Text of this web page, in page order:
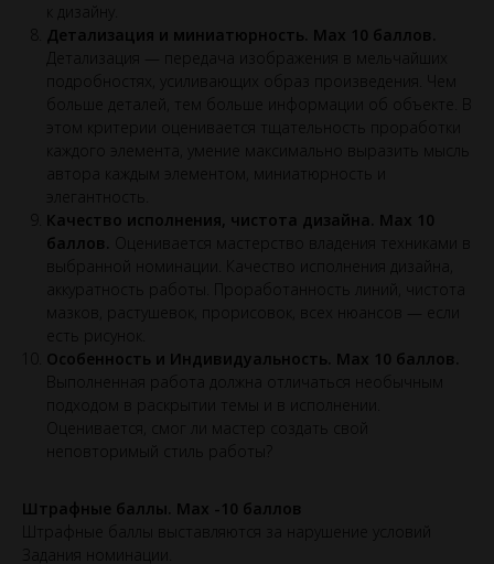
Детализация и миниатюрность. Max 10 баллов.
Детализация — передача изображения в мельчайших
подробностях, усиливающих образ произведения. Чем
больше деталей, тем больше информации об объекте. В
этом критерии оценивается тщательность проработки
каждого элемента, умение максимально выразить мысль
автора каждым элементом, миниатюрность и
элегантность.
Качество исполнения, чистота дизайна. Max 10
баллов.
Оценивается мастерство владения техниками в
выбранной номинации. Качество исполнения дизайна,
аккуратность работы. Проработанность линий, чистота
мазков, растушевок, прорисовок, всех нюансов — если
есть рисунок.
Особенность и Индивидуальность. Max 10 баллов.
Выполненная работа должна отличаться необычным
подходом в раскрытии темы и в исполнении.
Оценивается, смог ли мастер создать свой
неповторимый стиль работы?
Штрафные баллы. Max -10 баллов
Штрафные баллы выставляются за нарушение условий
Задания номинации.